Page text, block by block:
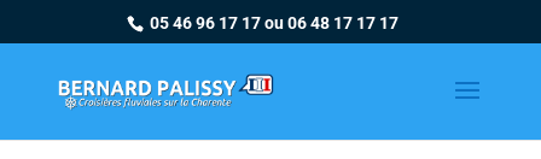
05 46 96 17 17 ou 06 48 17 17 17